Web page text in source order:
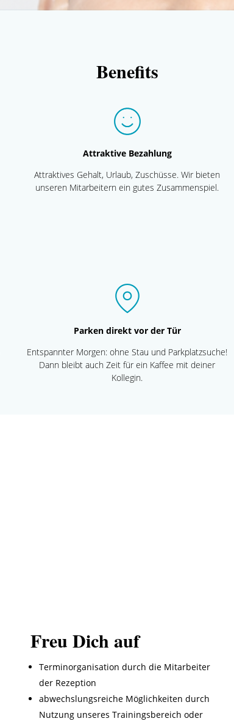
Benefits
Attraktive Bezahlung
Attraktives Gehalt, Urlaub, Zuschüsse. Wir bieten
unseren Mitarbeitern ein gutes Zusammenspiel.
Parken direkt vor der Tür
Entspannter Morgen: ohne Stau und Parkplatzsuche!
Dann bleibt auch Zeit für ein Kaffee mit deiner
Kollegin.
Freu Dich auf
Terminorganisation durch die Mitarbeiter
der Rezeption
abwechslungsreiche Möglichkeiten durch
Nutzung unseres Trainingsbereich oder